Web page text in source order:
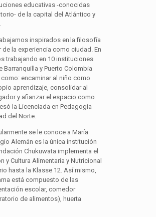
educativas -conocidas
de la capital del Atlántico y
inspirados en la filosofía
de la experiencia como ciudad. En
trabajando en 10 instituciones
Barranquilla y Puerto Colombia
encaminar al niño como
aprendizaje, consolidar al
y afianzar el espacio como
la Licenciada en Pedagogía
del Norte.
se le conoce a María
Alemán es la única institución
Chukuwata implementa el
y Cultura Alimentaria y Nutricional
hasta la Klasse 12. Así mismo,
está compuesto de las
escolar, comedor
de alimentos), huerta